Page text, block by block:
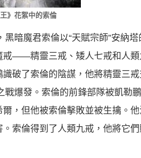
王》花絮中的索倫
暗魔君索倫以“天賦宗師”安納
——精靈三戒、矮人七戒和人
破了索倫的陰謀，他將精靈三
爆發。索倫的前鋒部隊被凱勒
，但他被索倫擊敗並被生擒。
索倫得到了人類九戒，他將它